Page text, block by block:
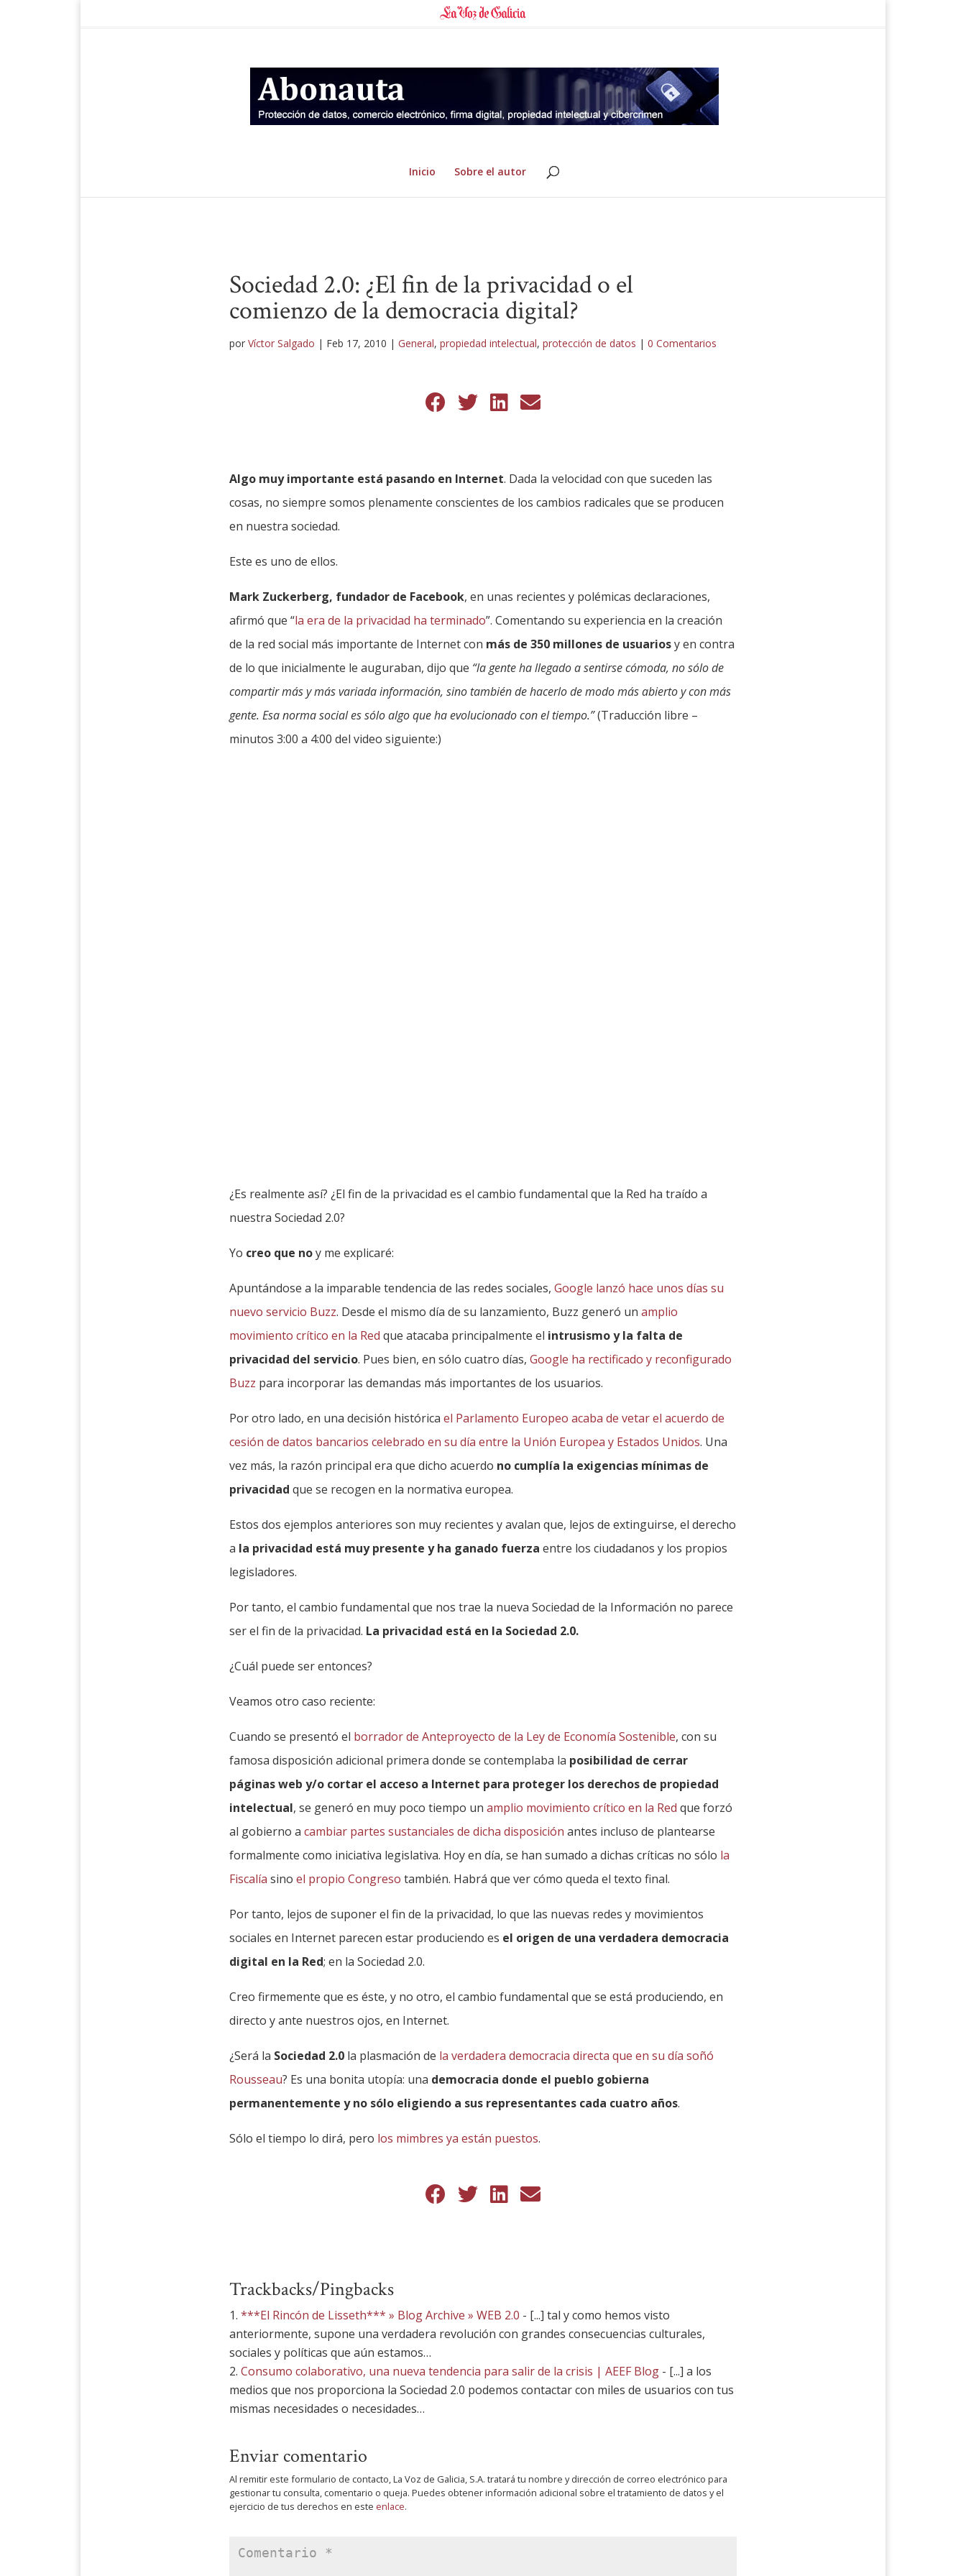
Inicio Sobre el autor
Sociedad 2.0: ¿El fin de la privacidad o el
comienzo de la democracia digital?
porVíctor Salgado | Feb 17, 2010 |General,propiedad intelectual,protección de datos |0 Comentarios
Algo muy importante está pasando en Internet. Dada la velocidad con que suceden las
cosas, no siempre somos plenamente conscientes de los cambios radicales que se producen
en nuestra sociedad.
Este es uno de ellos.
Mark Zuckerberg, fundador de Facebook, en unas recientes y polémicas declaraciones,
afirmó que “la era de la privacidad ha terminado”. Comentando su experiencia en la creación
de la red social más importante de Internet con más de 350 millones de usuariosy en contra
de lo que inicialmente le auguraban, dijo que “la gente ha llegado a sentirse cómoda, no sólo de
compartir másy más variada información, sino también de hacerlo de modo más abierto y con más
gente. Esa norma social es sólo algo que ha evolucionado con el tiempo.”(Traducción libre –
minutos 3:00 a 4:00 del video siguiente:)
¿Es realmente así? ¿El fin de la privacidad es el cambio fundamental que la Red ha traído a
nuestra Sociedad 2.0?
Yo creo que noy me explicaré:
Apuntándose a la imparable tendencia de las redes sociales,Google lanzó hace unos días su
nuevo servicio Buzz. Desde el mismo día de su lanzamiento, Buzz generó unamplio
movimiento crítico en la Red que atacaba principalmente el intrusismo y la falta de
privacidad del servicio. Pues bien, en sólo cuatro días,Google ha rectificado y reconfigurado
Buzz para incorporar las demandas más importantes de los usuarios.
Por otro lado, en una decisión históricael Parlamento Europeo acaba de vetar el acuerdo de
cesión de datos bancarios celebrado en su día entre la Unión Europea y Estados Unidos. Una
vez más, la razón principal era que dicho acuerdo no cumplía la exigencias mínimas de
privacidad que se recogen en la normativa europea.
Estos dos ejemplos anteriores son muy recientes y avalan que, lejos de extinguirse, el derecho
a la privacidad está muy presente y ha ganado fuerza entre los ciudadanos y los propios
legisladores.
Por tanto, el cambio fundamental que nos trae la nueva Sociedad de la Información no parece
ser el fin de la privacidad. La privacidad está en la Sociedad 2.0.
¿Cuál puede ser entonces?
Veamos otro caso reciente:
Cuando se presentó el borrador de Anteproyecto de la Ley de Economía Sostenible, con su
famosa disposición adicional primera donde se contemplaba la posibilidad de cerrar
páginas web y/o cortar el acceso a Internet para proteger los derechos de propiedad
intelectual, se generó en muy poco tiempo unamplio movimiento crítico en la Red que forzó
al gobierno acambiar partes sustanciales de dicha disposición antes incluso de plantearse
formalmente como iniciativa legislativa. Hoy en día, se han sumado a dichas críticas no sólo la
Fiscalía sinoel propio Congreso también. Habrá que ver cómo queda el texto final.
Por tanto, lejos de suponer el fin de la privacidad, lo que las nuevas redes y movimientos
sociales en Internet parecen estar produciendo es el origen de una verdadera democracia
digital en la Red; en la Sociedad 2.0.
Creo firmemente que es éste, y no otro, el cambio fundamental que se está produciendo, en
directo y ante nuestros ojos, en Internet.
¿Será la Sociedad 2.0 la plasmación de la verdadera democracia directa que en su día soñó
Rousseau? Es una bonita utopía: una democracia donde el pueblo gobierna
permanentemente y no sólo eligiendo a sus representantes cada cuatro años.
Sólo el tiempo lo dirá, pero los mimbres ya están puestos.
Trackbacks/Pingbacks
***El Rincón de Lisseth*** » Blog Archive » WEB 2.0 - [...] tal y como hemos visto
anteriormente, supone una verdadera revolución con grandes consecuencias culturales,
sociales y políticas que aún estamos…
Consumo colaborativo, una nueva tendencia para salir de la crisis | AEEF Blog - [...] a los
medios que nos proporciona la Sociedad 2.0 podemos contactar con miles de usuarios con tus
mismas necesidades o necesidades…
Enviar comentario
Al remitir este formulario de contacto, La Voz de Galicia, S.A. tratará tu nombre y dirección de correo electrónico para
gestionar tu consulta, comentario o queja. Puedes obtener información adicional sobre el tratamiento de datos y el
ejercicio de tus derechos en este enlace.